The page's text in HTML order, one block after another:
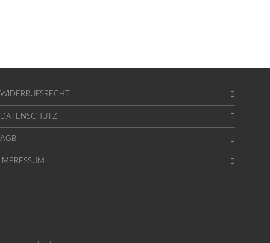
WIDERRUFSRECHT
DATENSCHUTZ
AGB
IMPRESSUM